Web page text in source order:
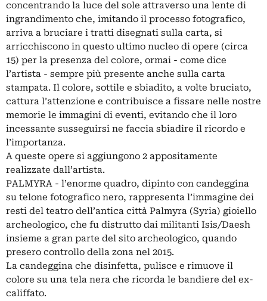
concentrando la luce del sole attraverso una lente di
ingrandimento che, imitando il processo fotografico,
arriva a bruciare i tratti disegnati sulla carta, si
arricchiscono in questo ultimo nucleo di opere (circa
15) per la presenza del colore, ormai - come dice
l’artista - sempre più presente anche sulla carta
stampata. Il colore, sottile e sbiadito, a volte bruciato,
cattura l’attenzione e contribuisce a fissare nelle nostre
memorie le immagini di eventi, evitando che il loro
incessante susseguirsi ne faccia sbiadire il ricordo e
l’importanza.
A queste opere si aggiungono 2 appositamente
realizzate dall’artista.
PALMYRA - l’enorme quadro, dipinto con candeggina
su telone fotografico nero, rappresenta l’immagine dei
resti del teatro dell’antica città Palmyra (Syria) gioiello
archeologico, che fu distrutto dai militanti Isis/Daesh
insieme a gran parte del sito archeologico, quando
presero controllo della zona nel 2015.
La candeggina che disinfetta, pulisce e rimuove il
colore su una tela nera che ricorda le bandiere del ex-
califfato.